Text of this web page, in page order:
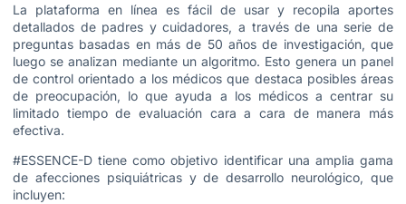
La plataforma en línea es fácil de usar y recopila aportes
detallados de padres y cuidadores, a través de una serie de
preguntas basadas en más de 50 años de investigación, que
luego se analizan mediante un algoritmo. Esto genera un panel
de control orientado a los médicos que destaca posibles áreas
de preocupación, lo que ayuda a los médicos a centrar su
limitado tiempo de evaluación cara a cara de manera más
efectiva.
#ESSENCE-D tiene como objetivo identificar una amplia gama
de afecciones psiquiátricas y de desarrollo neurológico, que
incluyen: